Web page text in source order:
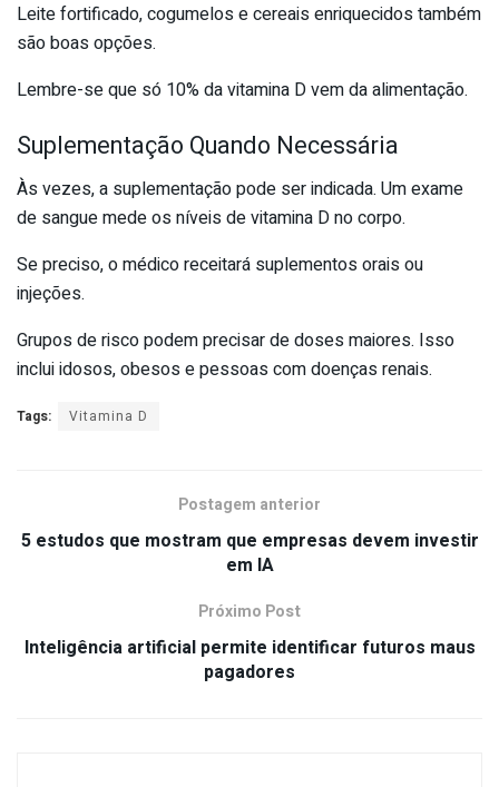
Leite fortificado, cogumelos e cereais enriquecidos também
são boas opções.
Lembre-se que só 10% da vitamina D vem da alimentação.
Suplementação Quando Necessária
Às vezes, a suplementação pode ser indicada. Um exame
de sangue mede os níveis de vitamina D no corpo.
Se preciso, o médico receitará suplementos orais ou
injeções.
Grupos de risco podem precisar de doses maiores. Isso
inclui idosos, obesos e pessoas com doenças renais.
Tags: Vitamina D
Postagem anterior
5 estudos que mostram que empresas devem investir
em IA
Próximo Post
Inteligência artificial permite identificar futuros maus
pagadores